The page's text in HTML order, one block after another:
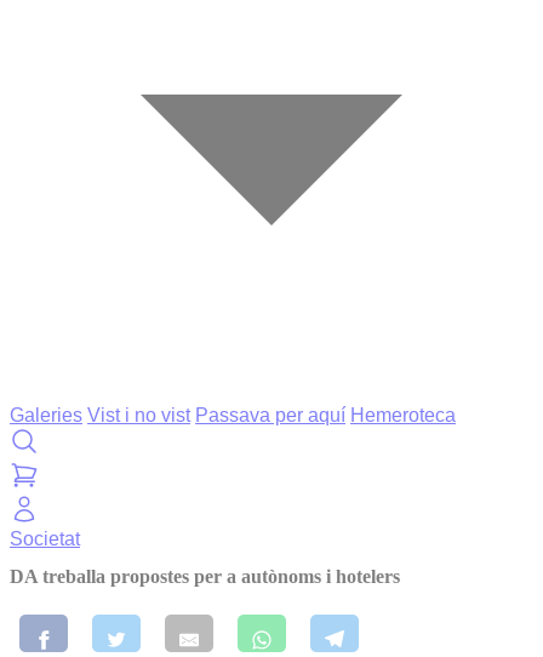
Galeries Vist i no vist Passava per aquí Hemeroteca
Societat
DA treballa propostes per a autònoms i hotelers